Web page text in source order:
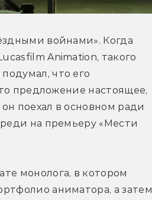
войнами». Когда
Animation, такого
что его
предложение настоящее,
поехал в основном ради
на премьеру «Мести
монолога, в котором
аниматора, а затем